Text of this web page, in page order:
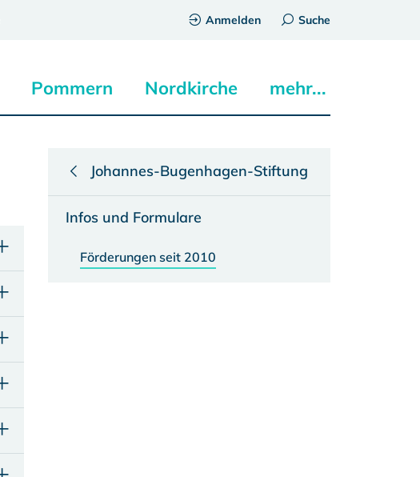
Anmelden Suche
Pommern Nordkirche mehr...
Johannes-Bugenhagen-Stiftung
Infos und Formulare
Förderungen seit 2010